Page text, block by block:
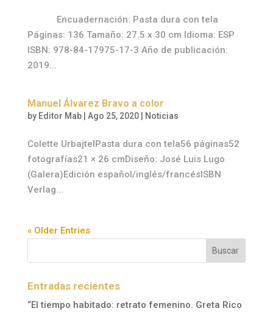
Encuadernación: Pasta dura con tela
Páginas: 136 Tamaño: 27.5 x 30 cm Idioma: ESP
ISBN: 978-84-17975-17-3 Año de publicación:
2019...
Manuel Álvarez Bravo a color
by Editor Mab| Ago 25, 2020| Noticias
Colette UrbajtelPasta dura con tela56 páginas52
fotografías21 × 26 cmDiseño: José Luis Lugo
(Galera)Edición español/inglés/francésISBN
Verlag...
« Older Entries
Entradas recientes
“El tiempo habitado: retrato femenino. Greta Rico